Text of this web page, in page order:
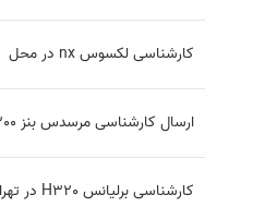
کارشناسی لکسوس nx در محل
ارسال کارشناسی مرسدس بنز E300 در کمتر از 30 دقیقه
کارشناسی برلیانس H320 در تهران